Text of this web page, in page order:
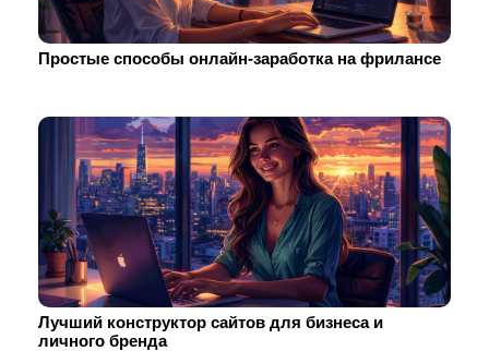
Простые способы онлайн-заработка на фрилансе
Лучший конструктор сайтов для бизнеса и
личного бренда